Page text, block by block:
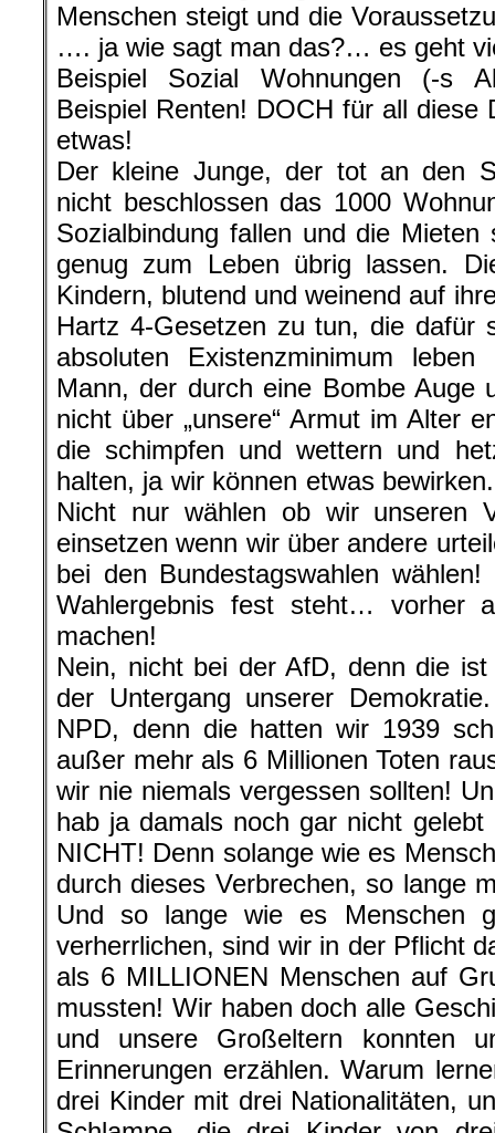
Menschen steigt und die
…. ja wie sagt man das?… es geht
Beispiel Sozial Wohnungen (-s
Beispiel Renten! DOCH für all diese
etwas!
Der kleine Junge, der tot an den
nicht beschlossen das 1000
Sozialbindung fallen und die
genug zum Leben übrig lassen.
Kindern, blutend und weinend auf
Hartz 4-Gesetzen zu tun, die dafür
absoluten Existenzminimum
Mann, der durch eine Bombe Auge
nicht über „unsere“ Armut im Alter
die schimpfen und wettern und
halten, ja wir können etwas
Nicht nur wählen ob wir unseren
einsetzen wenn wir über andere
bei den Bundestagswahlen
Wahlergebnis fest steht… vorher
machen!
Nein, nicht bei der AfD, denn die
der Untergang unserer
NPD, denn die hatten wir 1939
außer mehr als 6 Millionen Toten
wir nie niemals vergessen sollten!
hab ja damals noch gar nicht gelebt
NICHT! Denn solange wie es
durch dieses Verbrechen, so lange
Und so lange wie es Menschen
verherrlichen, sind wir in der Pflicht
als 6 MILLIONEN Menschen auf
mussten! Wir haben doch alle
und unsere Großeltern konnten
Erinnerungen erzählen. Warum
drei Kinder mit drei Nationalitäten,